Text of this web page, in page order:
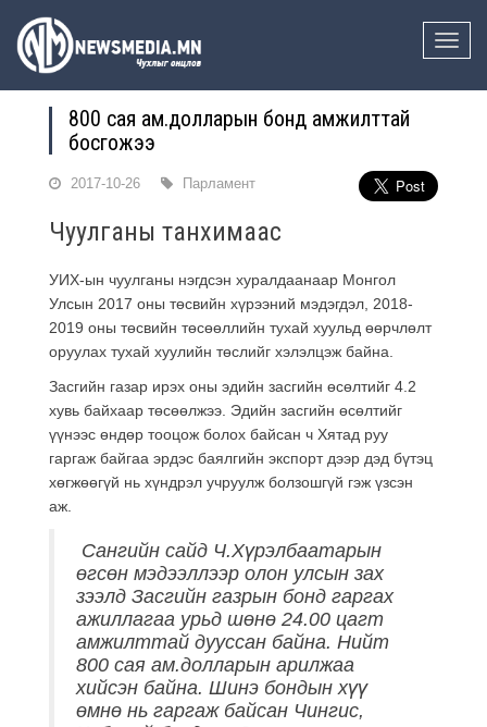
Toggle
800 сая ам.долларын бонд амжилттай
босгожээ
2017-10-26 Парламент
Чуулганы танхимаас
УИХ-ын чуулганы нэгдсэн хуралдаанаар Монгол
Улсын 2017 оны төсвийн хүрээний мэдэгдэл, 2018-
2019 оны төсвийн төсөөллийн тухай хуульд өөрчлөлт
оруулах тухай хуулийн төслийг хэлэлцэж байна.
Засгийн газар ирэх оны эдийн засгийн өсөлтийг 4.2
хувь байхаар төсөөлжээ. Эдийн засгийн өсөлтийг
үүнээс өндөр тооцож болох байсан ч Хятад руу
гаргаж байгаа эрдэс баялгийн экспорт дээр дэд бүтэц
хөгжөөгүй нь хүндрэл учруулж болзошгүй гэж үзсэн
аж.
Сангийн сайд Ч.Хүрэлбаатарын
өгсөн мэдээллээр олон улсын зах
зээлд Засгийн газрын бонд гаргах
ажиллагаа урьд шөнө 24.00 цагт
амжилттай дууссан байна. Нийт
800 сая ам.долларын арилжаа
хийсэн байна. Шинэ бондын хүү
өмнө нь гаргаж байсан Чингис,